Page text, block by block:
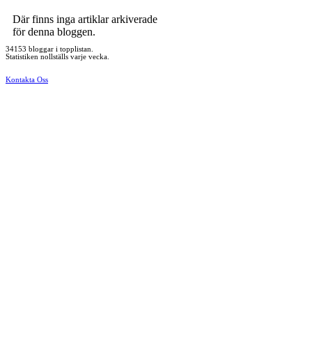
Där finns inga artiklar arkiverade
för denna bloggen.
34153 bloggar i topplistan.
Statistiken nollställs varje vecka.
Kontakta Oss